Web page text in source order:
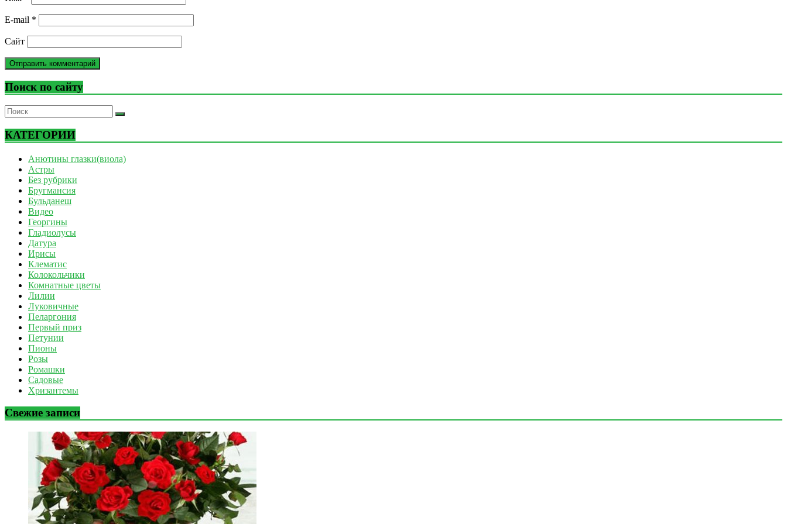
E-mail *
Сайт
Поиск по сайту
КАТЕГОРИИ
Анютины глазки(виола)
Астры
Без рубрики
Бругмансия
Бульданеш
Видео
Георгины
Гладиолусы
Датура
Ирисы
Клематис
Колокольчики
Комнатные цветы
Лилии
Луковичные
Пеларгония
Первый приз
Петунии
Пионы
Розы
Ромашки
Садовые
Хризантемы
Свежие записи